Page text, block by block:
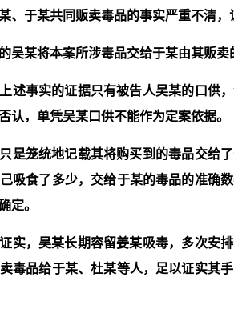
、于某共同贩卖毒品的事实严重不清，
吴某将本案所涉毒品交给于某由其贩卖
述事实的证据只有被告人吴某的口供
认，单凭吴某口供不能作为定案依据。
是笼统地记载其将购买到的毒品交给
吸食了多少，交给于某的毒品的准确
定。
实，吴某长期容留姜某吸毒，多次安
毒品给于某、杜某等人，足以证实其